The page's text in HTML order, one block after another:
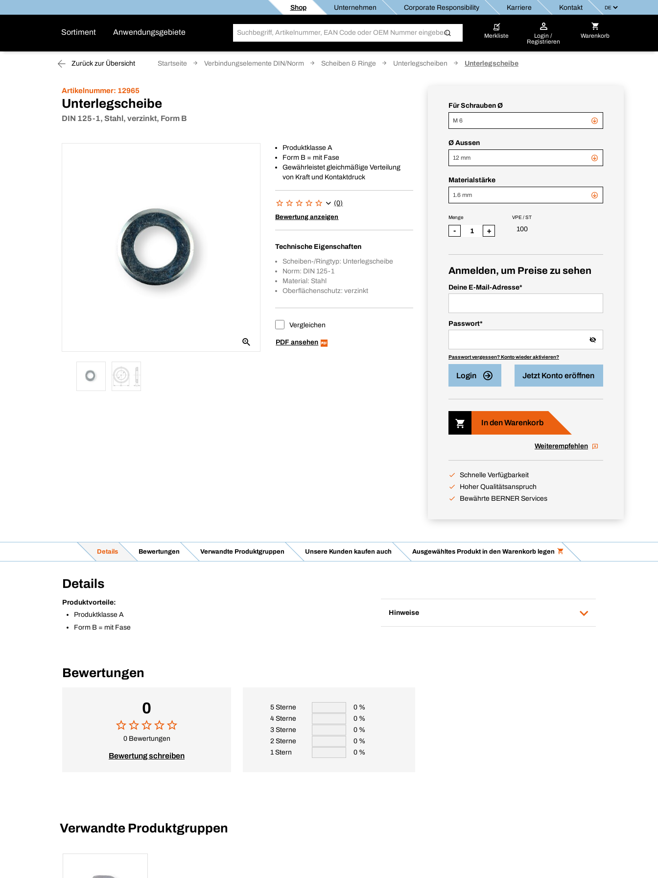
Shop Unternehmen Corporate Responsibility Karriere Kontakt
Sortiment Anwendungsgebiete Merkliste
Login /
Registrieren
Warenkorb
Zurück zur Übersicht Startseite Verbindungselemente DIN/Norm Scheiben & Ringe Unterlegscheiben Unterlegscheibe
Artikelnummer: 12965
Unterlegscheibe
DIN 125-1, Stahl, verzinkt, Form B
Produktklasse A
Form B = mit Fase
Gewährleistet gleichmäßige Verteilung
von Kraft und Kontaktdruck
(0)
Bewertung anzeigen
Technische Eigenschaften
Scheiben-/Ringtyp: Unterlegscheibe
Norm: DIN 125-1
Material: Stahl
Oberflächenschutz: verzinkt
Vergleichen
PDF ansehen
Für Schrauben Ø
M 6
Ø Aussen
12 mm
Materialstärke
1.6 mm
VPE / ST
100
Menge
- +
Anmelden, um Preise zu sehen
Deine E-Mail-Adresse*
Passwort*
Passwort vergessen? Konto wieder aktivieren?
Login Jetzt Konto eröffnen
In den Warenkorb
Weiterempfehlen
Schnelle Verfügbarkeit
Hoher Qualitätsanspruch
Bewährte BERNER Services
Details Bewertungen Verwandte Produktgruppen Unsere Kunden kaufen auch Ausgewähltes Produkt in den Warenkorb legen
Details
Produktvorteile:
Produktklasse A
Form B = mit Fase
Hinweise
Bewertungen
0
0 Bewertungen
Bewertung schreiben
5 Sterne
0 %
4 Sterne
0 %
3 Sterne
0 %
2 Sterne
0 %
1 Stern
0 %
Verwandte Produktgruppen